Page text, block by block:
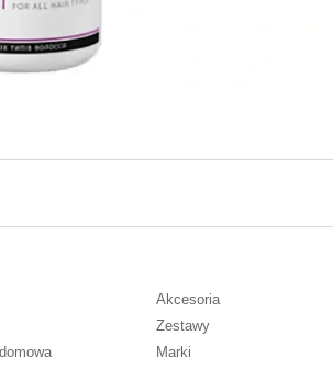
Akcesoria
Zestawy
Marki